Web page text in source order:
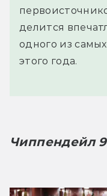
делится
одного из
этого года.
Чиппендейл